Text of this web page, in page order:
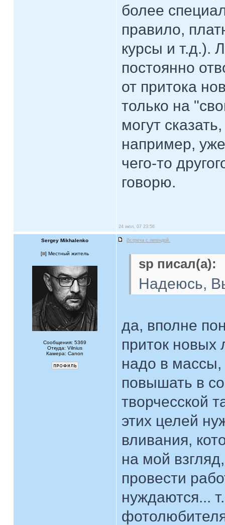
более
правило,
курсы и т.д.).
постоянно
от притока
только на
могут
например,
чего-то
говорю.
24 июл, 07 23:56
Sergey Mikhalenko Встреча с легендой.
[ ] Местный житель
Сообщения: 5369
Откуда: Vilnius
Камера: Canon
sp писал(а):
Надеюсь,
да, вполне
приток новых
надо в
повышать в
творчесской
этих целей
вливания,
на мой
провести
нуждаются...